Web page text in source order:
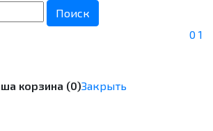
Поиск
0 1
корзина (0)Закрыть